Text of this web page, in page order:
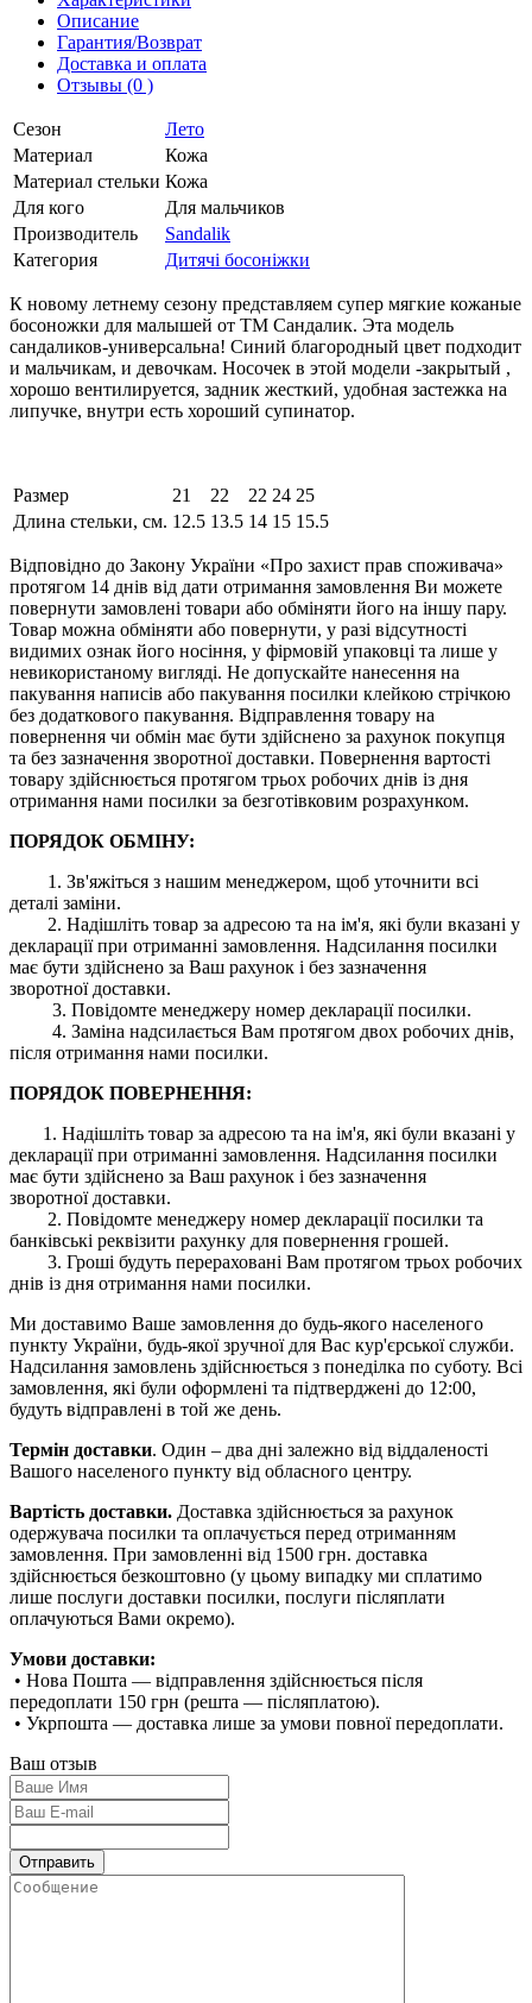
Описание
Гарантия/Возврат
Доставка и оплата
Отзывы (0 )
Сезон
Лето
Материал
Кожа
Материал стельки Кожа
Для кого
Для мальчиков
Производитель
Sandalik
Категория
Дитячі босоніжки
К новому летнему сезону представляем супер мягкие кожаные
босоножки для малышей от ТМ Сандалик. Эта модель
сандаликов-универсальна! Синий благородный цвет подходит
и мальчикам, и девочкам. Носочек в этой модели -закрытый ,
хорошо вентилируется, задник жесткий, удобная застежка на
липучке, внутри есть хороший супинатор.
Размер 21 22 22 24 25
Длина стельки, см. 12.5 13.5 14 15 15.5
Відповідно до Закону України «Про захист прав споживача»
протягом 14 днів від дати отримання замовлення Ви можете
повернути замовлені товари або обміняти його на іншу пару.
Товар можна обміняти або повернути, у разі відсутності
видимих ​​ознак його носіння, у фірмовій упаковці та лише у
невикористаному вигляді. Не допускайте нанесення на
пакування написів або пакування посилки клейкою стрічкою
без додаткового пакування. Відправлення товару на
повернення чи обмін має бути здійснено за рахунок покупця
та без зазначення зворотної доставки. Повернення вартості
товару здійснюється протягом трьох робочих днів із дня
отримання нами посилки за безготівковим розрахунком.
ПОРЯДОК ОБМІНУ:
1. Зв'яжіться з нашим менеджером, щоб уточнити всі
деталі заміни.
2. Надішліть товар за адресою та на ім'я, які були вказані у
декларації при отриманні замовлення. Надсилання посилки
має бути здійснено за Ваш рахунок і без зазначення
зворотної доставки.
3. Повідомте менеджеру номер декларації посилки.
4. Заміна надсилається Вам протягом двох робочих днів,
після отримання нами посилки.
ПОРЯДОК ПОВЕРНЕННЯ:
1. Надішліть товар за адресою та на ім'я, які були вказані у
декларації при отриманні замовлення. Надсилання посилки
має бути здійснено за Ваш рахунок і без зазначення
зворотної доставки.
2. Повідомте менеджеру номер декларації посилки та
банківські реквізити рахунку для повернення грошей.
3. Гроші будуть перераховані Вам протягом трьох робочих
днів із дня отримання нами посилки.
Ми доставимо Ваше замовлення до будь-якого населеного
пункту України, будь-якої зручної для Вас кур'єрської служби.
Надсилання замовлень здійснюється з понеділка по суботу. Всі
замовлення, які були оформлені та підтверджені до 12:00,
будуть відправлені в той же день.
Термін доставки. Один – два дні залежно від віддаленості
Вашого населеного пункту від обласного центру.
Вартість доставки. Доставка здійснюється за рахунок
одержувача посилки та оплачується перед отриманням
замовлення. При замовленні від 1500 грн. доставка
здійснюється безкоштовно (у цьому випадку ми сплатимо
лише послуги доставки посилки, послуги післяплати
оплачуються Вами окремо).
Умови доставки:
• Нова Пошта — відправлення здійснюється після
передоплати 150 грн (решта — післяплатою).
• Укрпошта — доставка лише за умови повної передоплати.
Ваш отзыв